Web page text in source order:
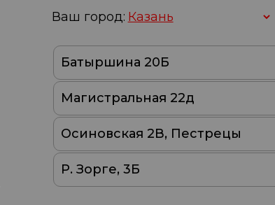
Ваш город:
Батыршина 20Б
Магистральная 22д
Осиновская 2В, Пестрецы
Р. Зорге, 3Б